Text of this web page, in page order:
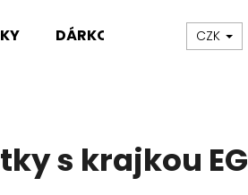
DÁRKOVÉ POUKAZYCZK
s krajkou
HLEDAT